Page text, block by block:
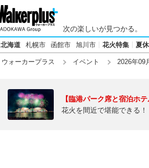
次の楽しいが見つかる。
北海道 札幌市 函館市 旭川市 花火特集 夏
ウォーカープラス イベント 2026年09
【臨港パーク席と宿泊ホ
花火を間近で堪能できる